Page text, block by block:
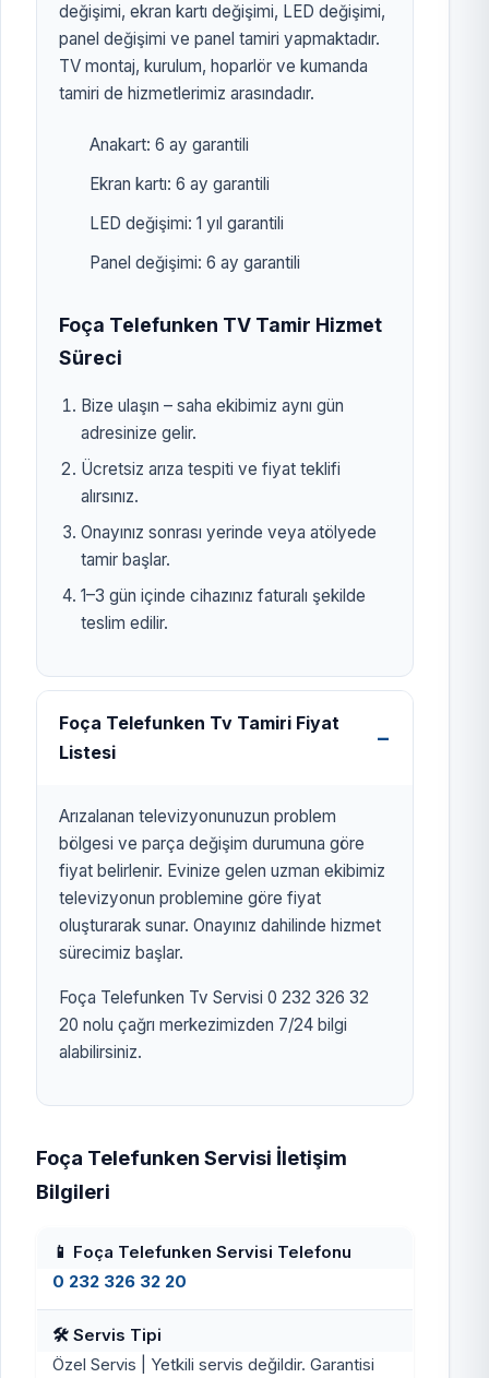
değişimi, ekran kartı değişimi, LED değişimi,
panel değişimi ve panel tamiri yapmaktadır.
TV montaj, kurulum, hoparlör ve kumanda
tamiri de hizmetlerimiz arasındadır.
Anakart: 6 ay garantili
Ekran kartı: 6 ay garantili
LED değişimi: 1 yıl garantili
Panel değişimi: 6 ay garantili
Foça Telefunken TV Tamir Hizmet
Süreci
Bize ulaşın – saha ekibimiz aynı gün
adresinize gelir.
Ücretsiz arıza tespiti ve fiyat teklifi
alırsınız.
Onayınız sonrası yerinde veya atölyede
tamir başlar.
1–3 gün içinde cihazınız faturalı şekilde
teslim edilir.
Foça Telefunken Tv Tamiri Fiyat
Listesi
Arızalanan televizyonunuzun problem
bölgesi ve parça değişim durumuna göre
fiyat belirlenir. Evinize gelen uzman ekibimiz
televizyonun problemine göre fiyat
oluşturarak sunar. Onayınız dahilinde hizmet
sürecimiz başlar.
Foça Telefunken Tv Servisi 0 232 326 32
20 nolu çağrı merkezimizden 7/24 bilgi
alabilirsiniz.
Foça Telefunken Servisi İletişim
Bilgileri
📱 Foça Telefunken Servisi Telefonu
0 232 326 32 20
🛠️ Servis Tipi
Özel Servis | Yetkili servis değildir. Garantisi